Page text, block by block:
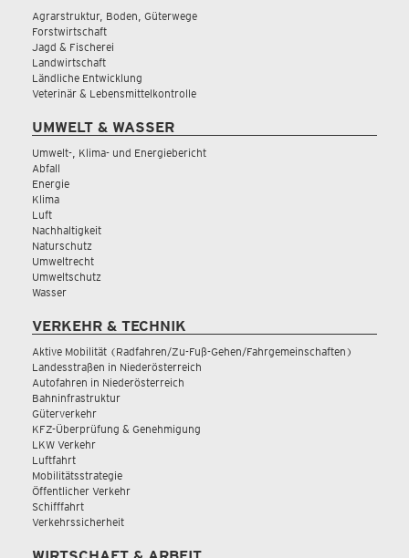
Agrarstruktur, Boden, Güterwege
Forstwirtschaft
Jagd & Fischerei
Landwirtschaft
Ländliche Entwicklung
Veterinär & Lebensmittelkontrolle
UMWELT & WASSER
Umwelt-, Klima- und Energiebericht
Abfall
Energie
Klima
Luft
Nachhaltigkeit
Naturschutz
Umweltrecht
Umweltschutz
Wasser
VERKEHR & TECHNIK
Aktive Mobilität (Radfahren/Zu-Fuß-Gehen/Fahrgemeinschaften)
Landesstraßen in Niederösterreich
Autofahren in Niederösterreich
Bahninfrastruktur
Güterverkehr
KFZ-Überprüfung & Genehmigung
LKW Verkehr
Luftfahrt
Mobilitätsstrategie
Öffentlicher Verkehr
Schifffahrt
Verkehrssicherheit